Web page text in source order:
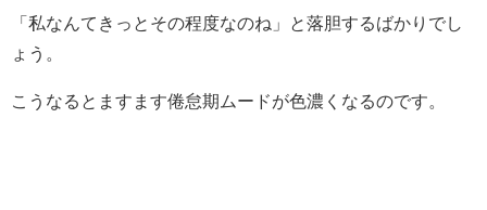
「私なんてきっとその程度なのね」と落胆するばかりでし
ょう。
こうなるとますます倦怠期ムードが色濃くなるのです。